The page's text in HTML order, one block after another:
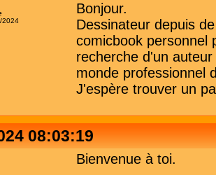
2024
Bonjour.
Dessinateur depuis
comicbook personnel
recherche d'un
monde professionnel
J'espère trouver un
08:03:19
Bienvenue à toi.